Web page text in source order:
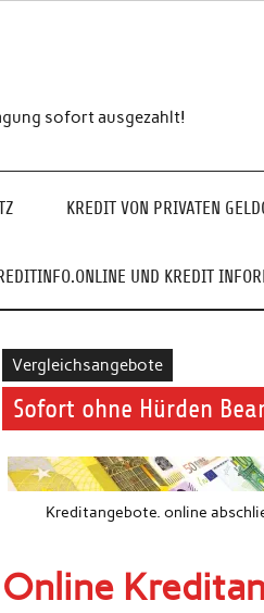
sofort ausgezahlt!
KREDIT VON PRIVATEN
UND KREDIT
Vergleichsangebote
Sofort ohne Hürden
Kreditangebote. online
Online